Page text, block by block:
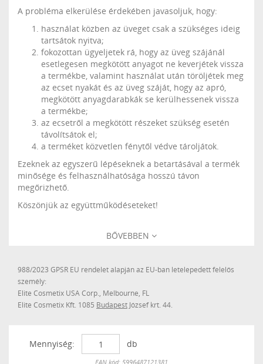
A probléma elkerülése érdekében javasoljuk, hogy:
használat közben az üveget csak a szükséges ideig
tartsátok nyitva;
fokozottan ügyeljetek rá, hogy az üveg szájánál
esetlegesen megkötött anyagot ne keverjétek vissza
a termékbe, valamint használat után töröljétek meg
az ecset nyakát és az üveg száját, hogy az apró,
megkötött anyagdarabkák se kerülhessenek vissza
a termékbe;
az ecsetről a megkötött részeket szükség esetén
távolítsátok el;
a terméket közvetlen fénytől védve tároljátok.
Ezeknek az egyszerű lépéseknek a betartásával a termék
minősége és felhasználhatósága hosszú távon
megőrizhető.
Köszönjük az együttműködéseteket!
BŐVEBBEN
988/2023 GPSR EU rendelet alapján az EU-ban letelepedett felelős
személy:
Elite Cosmetix USA Corp., Melbourne, FL
Elite Cosmetix Kft. 1085 Budapest József krt. 44.
Mennyiség: db
Készleten
EAN kód: 5996487121381